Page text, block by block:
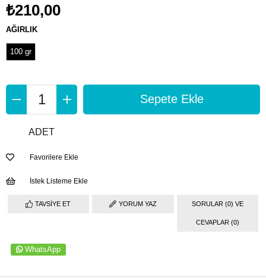
₺210,00
AĞIRLIK
100 gr
ADET
Favorilere Ekle
İstek Listeme Ekle
TAVSIYE ET YORUM YAZ SORULAR (0) VE
CEVAPLAR (0)
WhatsApp